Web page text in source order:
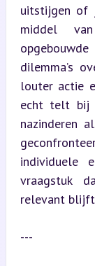
uitstijgen of
middel
dilemma’s
louter actie
echt telt bij
nazinderen
individuele
vraagstuk
relevant
---